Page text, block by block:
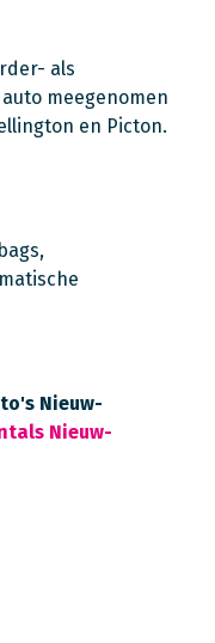
als
meegenomen
en Picton.
Nieuw-
Nieuw-